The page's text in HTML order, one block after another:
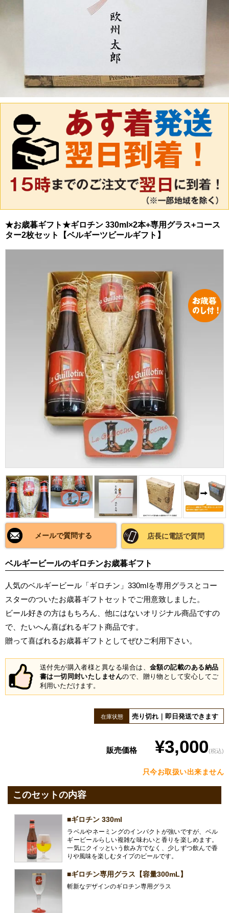
★お歳暮ギフト★ギロチン 330ml×2本+専用グラス+コース
ター2枚セット【ベルギーツビールギフト】
メールで質問する 店長に電話で質問
ベルギービールのギロチンお歳暮ギフト
人気のベルギービール「ギロチン」330mlを専用グラスとコー
スターのついたお歳暮ギフトセットでご用意致しました。
ビール好きの方はもちろん、他にはないオリジナル商品ですの
で、たいへん喜ばれるギフト商品です。
贈って喜ばれるお歳暮ギフトとしてぜひご利用下さい。
送付先が購入者様と異なる場合は、 金額の記載のある納品
書は一切同封いたしませんので、贈り物として安心してご
利用いただけます。
在庫状態 売り切れ｜即日発送できます
販売価格¥3,000(税込)
只今お取扱い出来ません
このセットの内容
■ギロチン 330ml
ラベルやネーミングのインパクトが強いですが、ベル
ギービールらしい複雑な味わいと香りを楽しめます。
一気にクイッという飲み方でなく、少しずつ飲んで香
りや風味を楽しむタイプのビールです。
■ギロチン専用グラス【容量300mL】
斬新なデザインのギロチン専用グラス